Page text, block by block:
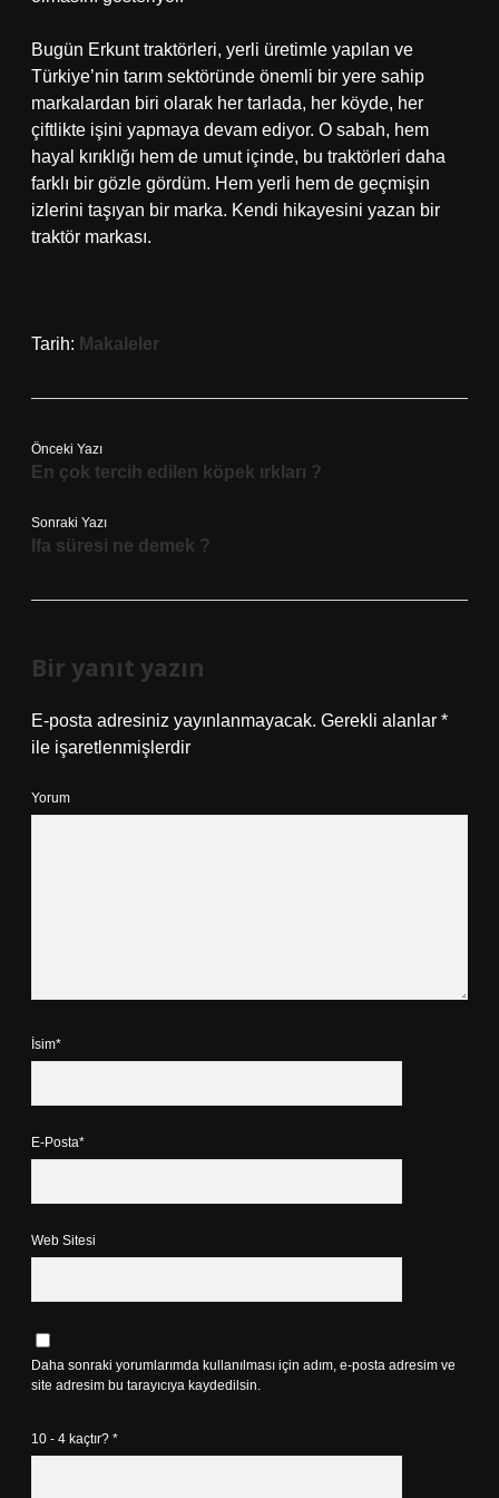
Bugün Erkunt traktörleri, yerli üretimle yapılan ve
Türkiye’nin tarım sektöründe önemli bir yere sahip
markalardan biri olarak her tarlada, her köyde, her
çiftlikte işini yapmaya devam ediyor. O sabah, hem
hayal kırıklığı hem de umut içinde, bu traktörleri daha
farklı bir gözle gördüm. Hem yerli hem de geçmişin
izlerini taşıyan bir marka. Kendi hikayesini yazan bir
traktör markası.
Tarih: Makaleler
Önceki Yazı
En çok tercih edilen köpek ırkları ?
Sonraki Yazı
Ifa süresi ne demek ?
Bir yanıt yazın
E-posta adresiniz yayınlanmayacak. Gerekli alanlar *
ile işaretlenmişlerdir
Yorum
İsim*
E-Posta*
Web Sitesi
Daha sonraki yorumlarımda kullanılması için adım, e-posta adresim ve
site adresim bu tarayıcıya kaydedilsin.
10 - 4 kaçtır? *